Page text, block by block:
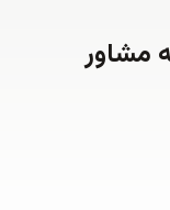
مشاور